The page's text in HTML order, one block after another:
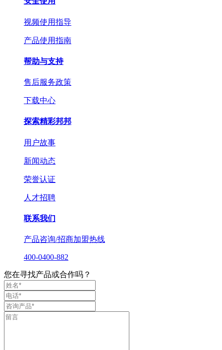
视频使用指导
产品使用指南
帮助与支持
售后服务政策
下载中心
探索精彩邦邦
用户故事
新闻动态
荣誉认证
人才招聘
联系我们
产品咨询/招商加盟热线
400-0400-882
您在寻找产品或合作吗？